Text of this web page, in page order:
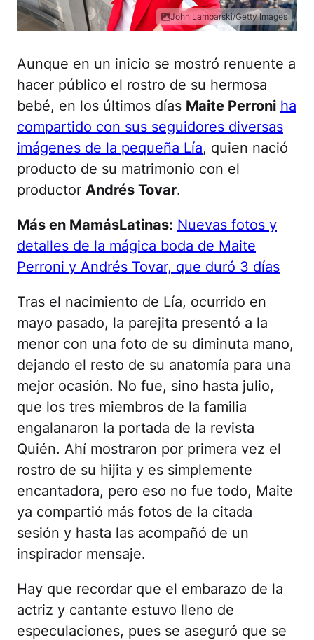
John Lamparski/Getty Images
Aunque en un inicio se mostró renuente a
hacer público el rostro de su hermosa
bebé, en los últimos días Maite Perroni ha
compartido con sus seguidores diversas
imágenes de la pequeña Lía, quien nació
producto de su matrimonio con el
productor Andrés Tovar.
Más en MamásLatinas: Nuevas fotos y
detalles de la mágica boda de Maite
Perroni y Andrés Tovar, que duró 3 días
Tras el nacimiento de Lía, ocurrido en
mayo pasado, la parejita presentó a la
menor con una foto de su diminuta mano,
dejando el resto de su anatomía para una
mejor ocasión. No fue, sino hasta julio,
que los tres miembros de la familia
engalanaron la portada de la revista
Quién. Ahí mostraron por primera vez el
rostro de su hijita y es simplemente
encantadora, pero eso no fue todo, Maite
ya compartió más fotos de la citada
sesión y hasta las acompañó de un
inspirador mensaje.
Hay que recordar que el embarazo de la
actriz y cantante estuvo lleno de
especulaciones, pues se aseguró que se